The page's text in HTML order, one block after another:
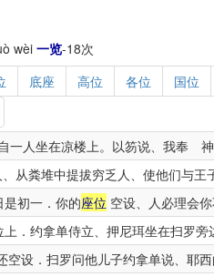
wèi一览-18次
底座 高位 各位 国位
一人坐在凉楼上。以笏说、我奉
从粪堆中提拔穷乏人、使他们与王
初一．你的座位 空设、人必理会你
．约拿单侍立、押尼珥坐在扫罗旁
空设．扫罗问他儿子约拿单说、耶